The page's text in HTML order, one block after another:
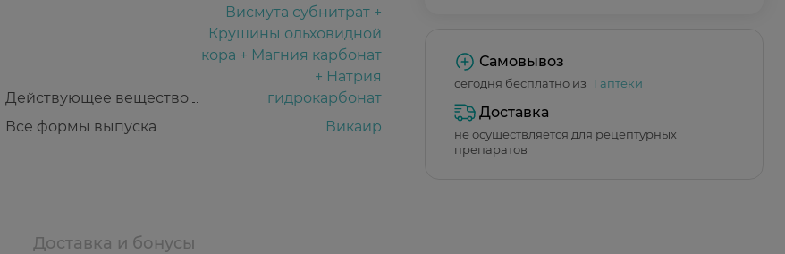
Действующее вещество
Висмута субнитрат +
Крушины ольховидной
кора + Магния карбонат
+ Натрия
гидрокарбонат
Все формы выпуска
Викаир
Самовывоз
сегодня бесплатно из 1 аптеки
Доставка
не осуществляется для рецептурных
препаратов
Доставка и бонусы